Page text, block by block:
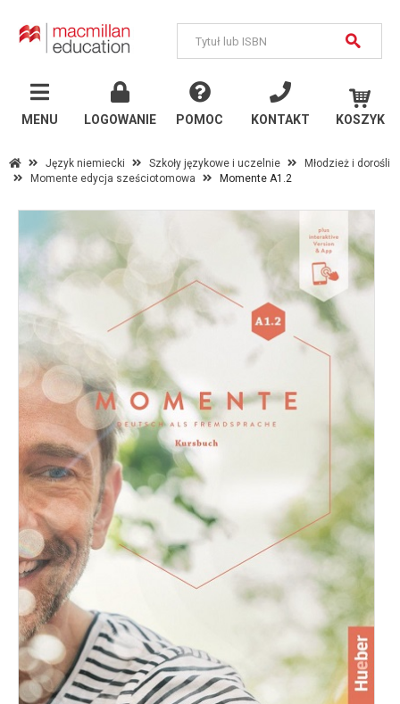
MENU LOGOWANIE POMOC KONTAKT KOSZYK
Język niemiecki Szkoły językowe i uczelnie
Młodzież i dorośli
Momente edycja sześciotomowa
Momente A1.2
MENU
Język
angielski
Szkoły językowe i
Inne publikacje
Język
niemiecki
Szkoły państwowe
Szkoły językowe i
uczelnie
Inne publikacje
Inne
języki
Język chiński